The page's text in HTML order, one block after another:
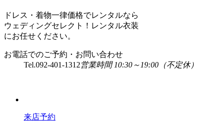
ドレス・着物一律価格でレンタルなら
ウェディングセレクト！レンタル衣装
にお任せください。
お電話でのご予約・お問い合わせ
Tel.092-401-1312営業時間 10:30～19:00（不定休）
来店予約